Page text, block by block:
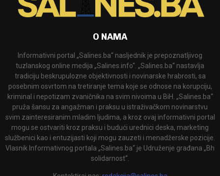
O NAMA
Informativni portal „Salines.ba“ nasljednik je prepoznatljivog
tuzlanskog online medija „Salines.info“. „Salines.ba“ nastavlja
tradiciju beskrupulozne objektivnosti i novinarske hrabrosti, sa
posebnim osvrtom na tretiranje tema koje se odnose na korupciju,
kriminal i nepotizam zvaničnika na svim nivoima u BiH. „Salines.ba“
pruža šansu za angažman i praksu u istraživačkom novinarstvu
svim zainteresiranim mladim ljudima, a kroz ovaj informativni portal
mogu se ostvariti kroz praksu i budući urednici deska, marketing
službenici kao i entuzijasti koji mogu zauzeti i menadžerske pozicije.
Vlasnik Informativnog portala „Salines.ba“ je Udruženje građana „Bh
solidarnost“.